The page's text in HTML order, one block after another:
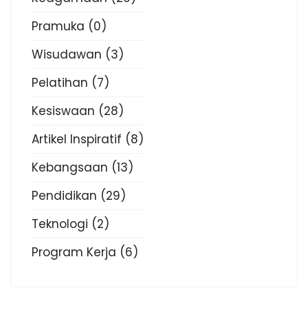
Pramuka (0)
Wisudawan (3)
Pelatihan (7)
Kesiswaan (28)
Artikel Inspiratif (8)
Kebangsaan (13)
Pendidikan (29)
Teknologi (2)
Program Kerja (6)